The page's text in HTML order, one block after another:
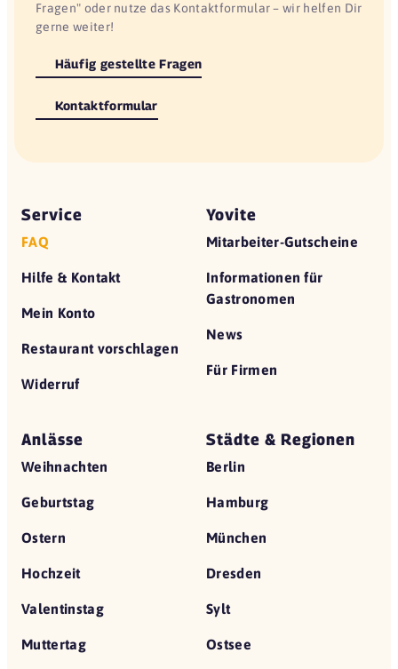
Fragen" oder nutze das Kontaktformular – wir helfen Dir
gerne weiter!
Häufig gestellte Fragen
Kontaktformular
Service
FAQ
Hilfe & Kontakt
Mein Konto
Restaurant vorschlagen
Widerruf
Yovite
Mitarbeiter-Gutscheine
Informationen für
Gastronomen
News
Für Firmen
Anlässe
Weihnachten
Geburtstag
Ostern
Hochzeit
Valentinstag
Muttertag
Städte & Regionen
Berlin
Hamburg
München
Dresden
Sylt
Ostsee